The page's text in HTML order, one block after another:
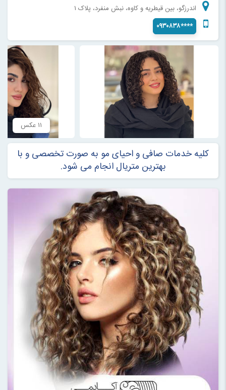
اندرزگو، بین قیطریه و کاوه، نبش منفرد، پلاک ۱
۰۹۳۰۸۳۸****
۱۱ عکس
کلیه خدمات صافی و احیای مو به صورت تخصصی و با
بهترین متریال انجام می شود.